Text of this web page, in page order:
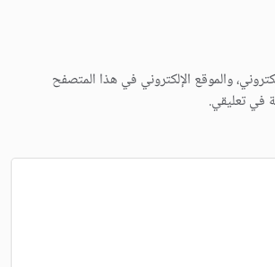
والموقع الإلكتروني في هذا المتصفح
في تعليقي.